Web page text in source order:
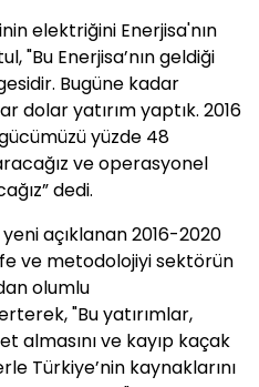
elektriğini Enerjisa'nın
"Bu Enerjisa’nın geldiği
Bugüne kadar
dolar yatırım yaptık. 2016
gücümüzü yüzde 48
ve operasyonel
dedi.
açıklanan 2016-2020
ve metodolojiyi sektörün
olumlu
"Bu yatırımlar,
almasını ve kayıp kaçak
Türkiye’nin kaynaklarını